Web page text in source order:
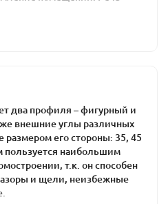
оконных проемов, а
вид более аккуратным,
части стен от
черты
при выполнении
два профиля – фигурный и
внешние углы различных
его стороны: 35, 45
пользуется наибольшим
т.к. он способен
и щели, неизбежные